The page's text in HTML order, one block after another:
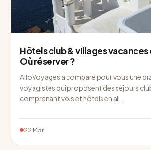
Hôtels club & villages vacances
Où réserver ?
AlloVoyages a comparé pour vous une
voyagistes qui proposent des séjours
comprenant vols et hôtels en all…
22 Mar